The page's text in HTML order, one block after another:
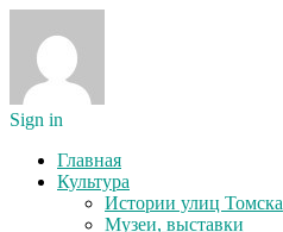
Sign in
Главная
Культура
Истории улиц Томска
Музеи, выставки